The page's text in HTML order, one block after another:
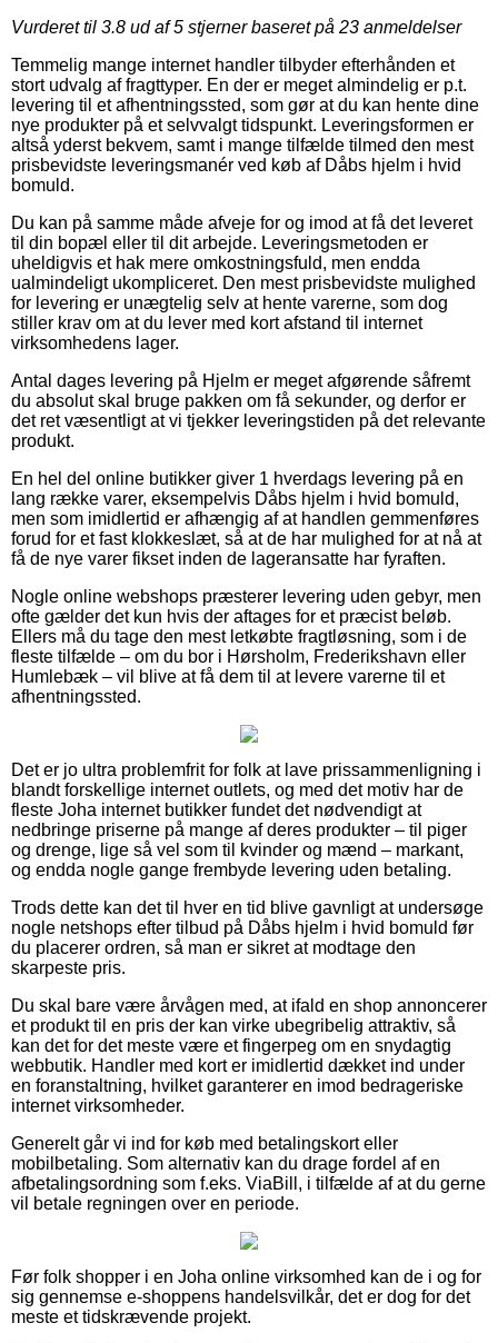
Vurderet til 3.8 ud af 5 stjerner baseret på 23 anmeldelser
Temmelig mange internet handler tilbyder efterhånden et
stort udvalg af fragttyper. En der er meget almindelig er p.t.
levering til et afhentningssted, som gør at du kan hente dine
nye produkter på et selvvalgt tidspunkt. Leveringsformen er
altså yderst bekvem, samt i mange tilfælde tilmed den mest
prisbevidste leveringsmanér ved køb af Dåbs hjelm i hvid
bomuld.
Du kan på samme måde afveje for og imod at få det leveret
til din bopæl eller til dit arbejde. Leveringsmetoden er
uheldigvis et hak mere omkostningsfuld, men endda
ualmindeligt ukompliceret. Den mest prisbevidste mulighed
for levering er unægtelig selv at hente varerne, som dog
stiller krav om at du lever med kort afstand til internet
virksomhedens lager.
Antal dages levering på Hjelm er meget afgørende såfremt
du absolut skal bruge pakken om få sekunder, og derfor er
det ret væsentligt at vi tjekker leveringstiden på det relevante
produkt.
En hel del online butikker giver 1 hverdags levering på en
lang række varer, eksempelvis Dåbs hjelm i hvid bomuld,
men som imidlertid er afhængig af at handlen gemmenføres
forud for et fast klokkeslæt, så at de har mulighed for at nå at
få de nye varer fikset inden de lageransatte har fyraften.
Nogle online webshops præsterer levering uden gebyr, men
ofte gælder det kun hvis der aftages for et præcist beløb.
Ellers må du tage den mest letkøbte fragtløsning, som i de
fleste tilfælde – om du bor i Hørsholm, Frederikshavn eller
Humlebæk – vil blive at få dem til at levere varerne til et
afhentningssted.
Det er jo ultra problemfrit for folk at lave prissammenligning i
blandt forskellige internet outlets, og med det motiv har de
fleste Joha internet butikker fundet det nødvendigt at
nedbringe priserne på mange af deres produkter – til piger
og drenge, lige så vel som til kvinder og mænd – markant,
og endda nogle gange frembyde levering uden betaling.
Trods dette kan det til hver en tid blive gavnligt at undersøge
nogle netshops efter tilbud på Dåbs hjelm i hvid bomuld før
du placerer ordren, så man er sikret at modtage den
skarpeste pris.
Du skal bare være årvågen med, at ifald en shop annoncerer
et produkt til en pris der kan virke ubegribelig attraktiv, så
kan det for det meste være et fingerpeg om en snydagtig
webbutik. Handler med kort er imidlertid dækket ind under
en foranstaltning, hvilket garanterer en imod bedrageriske
internet virksomheder.
Generelt går vi ind for køb med betalingskort eller
mobilbetaling. Som alternativ kan du drage fordel af en
afbetalingsordning som f.eks. ViaBill, i tilfælde af at du gerne
vil betale regningen over en periode.
Før folk shopper i en Joha online virksomhed kan de i og for
sig gennemse e-shoppens handelsvilkår, det er dog for det
meste et tidskrævende projekt.